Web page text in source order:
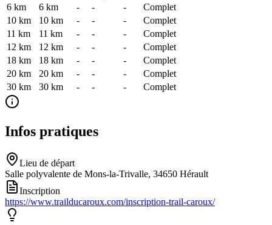
6 km
6 km - - -
Complet
10 km
10 km - - -
Complet
11 km
11 km - - -
Complet
12 km
12 km - - -
Complet
18 km
18 km - - -
Complet
20 km
20 km - - -
Complet
30 km
30 km - - - Complet
Infos pratiques
Lieu de départ
Salle polyvalente de Mons-la-Trivalle, 34650 Hérault
Inscription
https://www.trailducaroux.com/inscription-trail-caroux/